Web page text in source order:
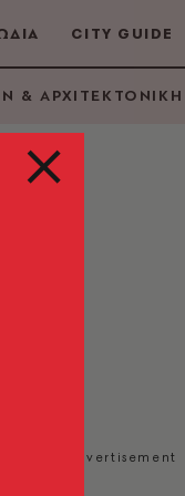
CITY GUIDE
& ΑΡΧΙΤΕΚΤΟΝΙΚΗ